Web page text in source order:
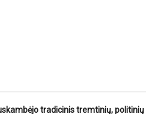
tradicinis tremtinių, politinių